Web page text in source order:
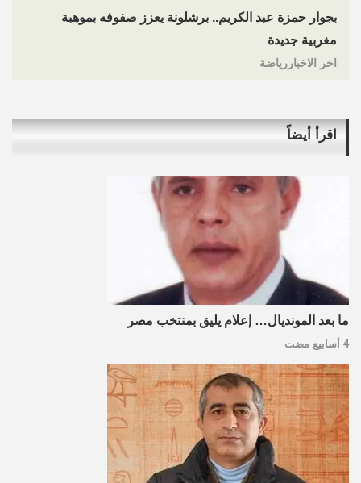
بجوار حمزة عبد الكريم.. برشلونة يعزز صفوفه بموهبة
مغربية جديدة
اخر الاخباررياضة
اقرأ أيضاً
ما بعد المونديال… إعلام يليق بمنتخب مصر
4 أسابيع مضت